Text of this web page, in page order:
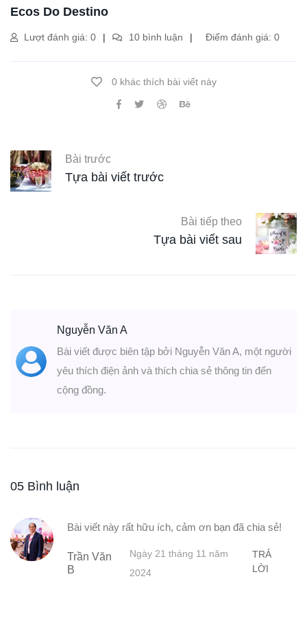
Ecos Do Destino
Lượt đánh giá: 0 10 bình luận Điểm đánh giá: 0
0 khác thích bài viết này
Bài trước
Tựa bài viết trước
Bài tiếp theo
Tựa bài viết sau
Nguyễn Văn A
Bài viết được biên tập bởi Nguyễn Văn A, một người
yêu thích điện ảnh và thích chia sẻ thông tin đến
cộng đồng.
05 Bình luận
Bài viết này rất hữu ích, cảm ơn bạn đã chia sẻ!
Trần Văn
B
Ngày 21 tháng 11 năm
2024
TRẢ
LỜI